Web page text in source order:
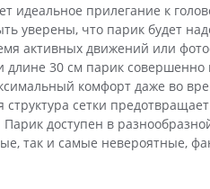
идеальное прилегание к
уверены, что парик будет
активных движений или
длине 30 см парик
комфорт даже во
сетки
доступен в
так и самые невероятные,